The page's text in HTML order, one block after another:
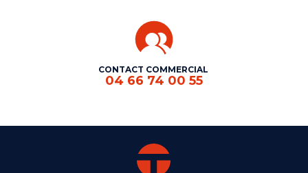
CONTACT COMMERCIAL
04 66 74 00 55